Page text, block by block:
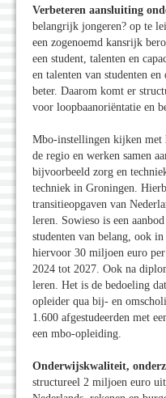
Verbeteren aansluiting
belangrijk jongeren? op te
een zogenoemd kansrijk
een student, talenten en
en talenten van studenten
beter. Daarom komt er
voor loopbaanoriëntatie en
Mbo-instellingen kijken met
de regio en werken samen
bijvoorbeeld zorg en
techniek in Groningen.
transitieopgaven van
leren. Sowieso is een
studenten van belang, ook
hiervoor 30 miljoen euro
2024 tot 2027. Ook na
leren. Het is de bedoeling
opleider qua bij- en
1.600 afgestudeerden met
een mbo-opleiding.
Onderwijskwaliteit,
structureel 2 miljoen euro